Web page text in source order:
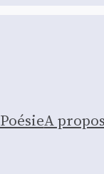
PoésieA propos